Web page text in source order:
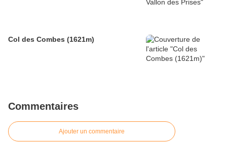
Col des Combes (1621m)
Commentaires
Ajouter un commentaire